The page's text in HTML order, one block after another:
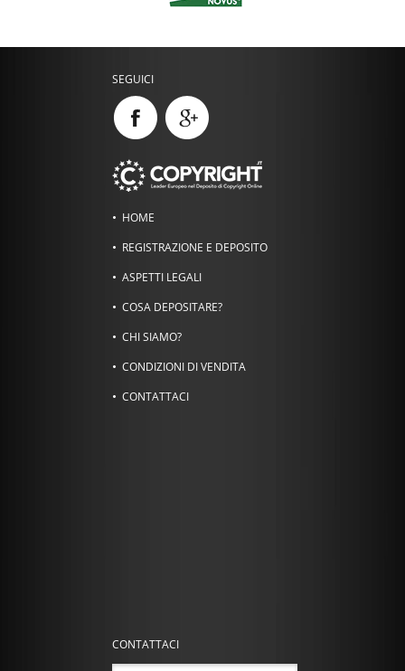
SEGUICI
HOME
REGISTRAZIONE E DEPOSITO
ASPETTI LEGALI
COSA DEPOSITARE?
CHI SIAMO?
CONDIZIONI DI VENDITA
CONTATTACI
CONTATTACI